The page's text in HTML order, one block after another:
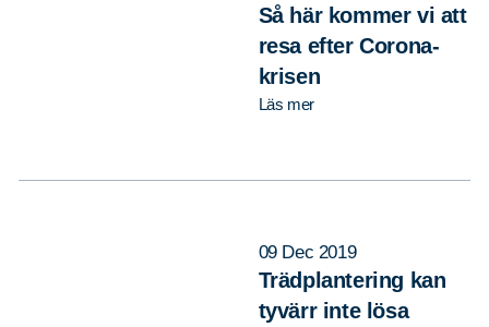
Så här kommer vi att
resa efter Corona-
krisen
Läs mer
09 Dec 2019
Trädplantering kan
tyvärr inte lösa